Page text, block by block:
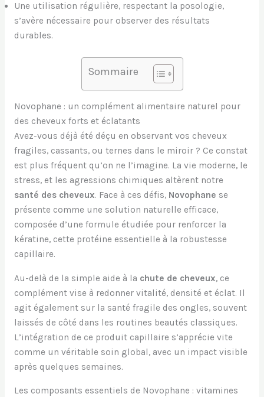
Une utilisation régulière, respectant la posologie,
s’avère nécessaire pour observer des résultats
durables.
Sommaire
Novophane : un complément alimentaire naturel pour
des cheveux forts et éclatants
Avez-vous déjà été déçu en observant vos cheveux
fragiles, cassants, ou ternes dans le miroir ? Ce constat
est plus fréquent qu’on ne l’imagine. La vie moderne, le
stress, et les agressions chimiques altèrent notre
santé des cheveux. Face à ces défis, Novophane se
présente comme une solution naturelle efficace,
composée d’une formule étudiée pour renforcer la
kératine, cette protéine essentielle à la robustesse
capillaire.
Au-delà de la simple aide à la chute de cheveux, ce
complément vise à redonner vitalité, densité et éclat. Il
agit également sur la santé fragile des ongles, souvent
laissés de côté dans les routines beautés classiques.
L’intégration de ce produit capillaire s’apprécie vite
comme un véritable soin global, avec un impact visible
après quelques semaines.
Les composants essentiels de Novophane : vitamines